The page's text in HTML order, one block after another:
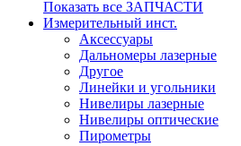
Показать все ЗАПЧАСТИ
Измерительный инст.
Аксессуары
Дальномеры лазерные
Другое
Линейки и угольники
Нивелиры лазерные
Нивелиры оптические
Пирометры